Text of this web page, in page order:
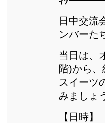
日中交流
ンバーた
当日は、
階)から
スイーツ
みましょ
【日時】